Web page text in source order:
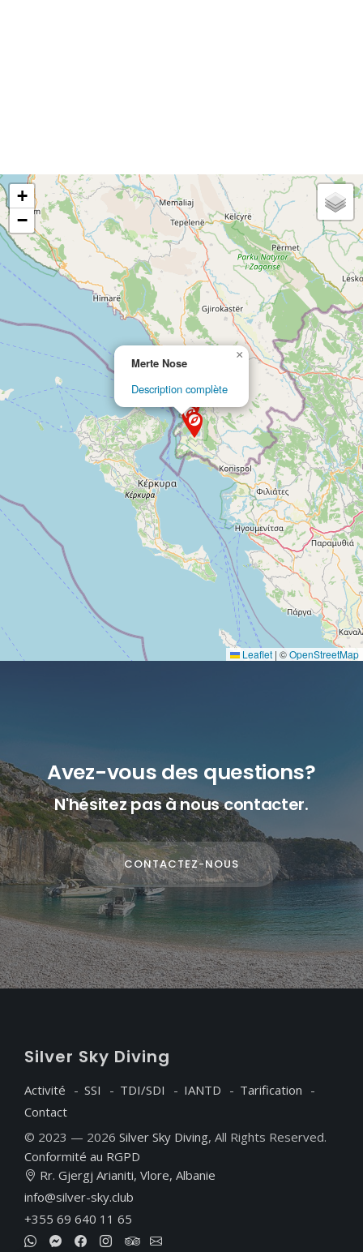
Merte Nose
Description complète
×
+
−
Leaflet | ©OpenStreetMap
Avez-vous des questions?
N'hésitez pas à nous contacter.
CONTACTEZ-NOUS
Silver Sky Diving
Activité SSI TDI/SDI IANTD
Tarification
Contact
© 2023 — 2026 Silver Sky Diving, All Rights Reserved.
Conformité au RGPD
Rr. Gjergj Arianiti, Vlore, Albanie
info@silver-sky.club
+355 69 640 11 65